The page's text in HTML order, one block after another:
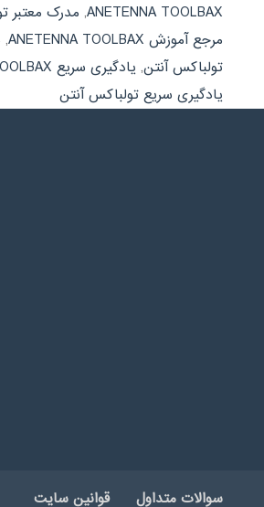
ANETENNA TOOLBAX
, مدرک معتبر
مرجع آموزش ANETENNA TOOLBAX
,
تولباکس آنتن, یادگیری سریع ANETENNA TOOLBAX
یادگیری سریع تولباکس آنتن
سوالات متداول قوانین سایت